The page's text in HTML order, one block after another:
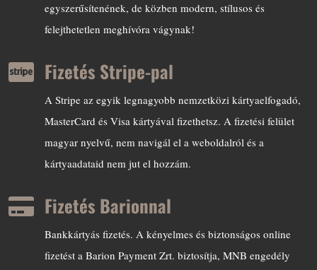
egyszerűsítenének, de közben modern, stílusos és
felejthetetlen meghívóra vágynak!
 Fizetés Stripe-pal
A Stripe az egyik legnagyobb nemzetközi kártyaelfogadó,
MasterCard és Visa kártyával fizethetsz. A fizetési felület
magyar nyelvű, nem navigál el a weboldalról és a
kártyaadataid nem jut el hozzám.
 Fizetés Barionnal
Bankkártyás fizetés. A kényelmes és biztonságos online
fizetést a Barion Payment Zrt. biztosítja, MNB engedély